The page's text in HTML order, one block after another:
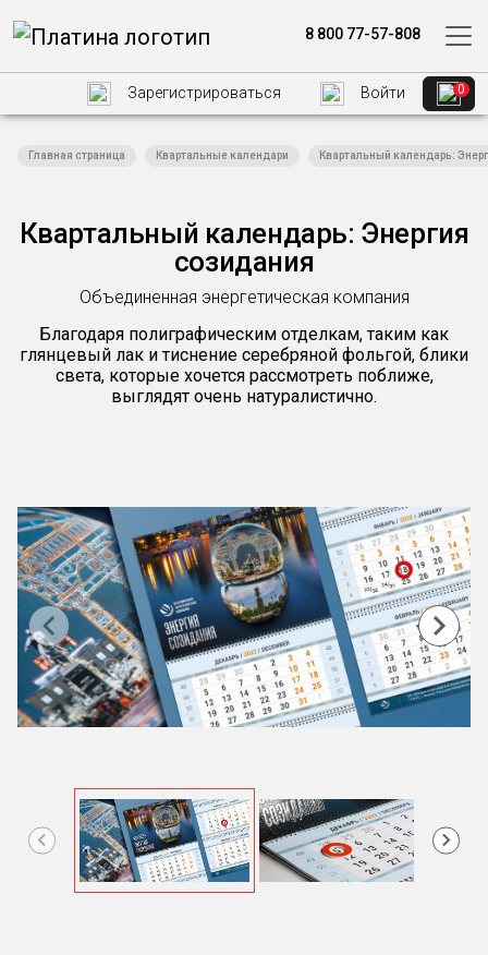
8 800 77-57-808
Зарегистрироваться Войти 0
Главная страница Квартальные календари Квартальный календарь:
Квартальный календарь: Энергия
созидания
Объединенная энергетическая компания
Благодаря полиграфическим отделкам, таким как
глянцевый лак и тиснение серебряной фольгой, блики
света, которые хочется рассмотреть поближе,
выглядят очень натуралистично.